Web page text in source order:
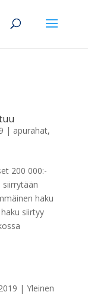
| apurahat,
200 000:-
siirrytään
haku
siirtyy
| Yleinen